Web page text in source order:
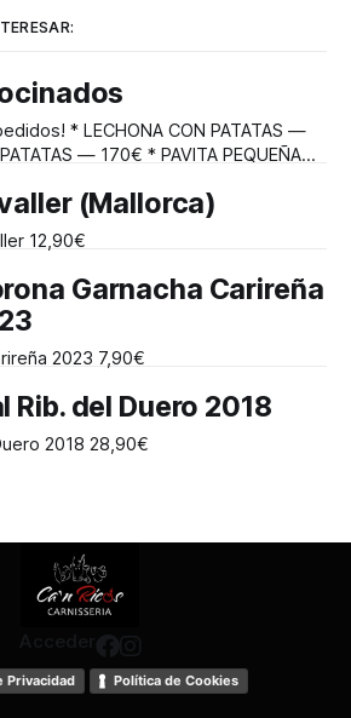
PATATAS —
90€ * PAVO 7/8 KG S/(Mallorca)
Vino blanc Son Cavaller 12,90€
Garnacha Carireña
Corona Garnacha Carireña 2023 7,90€
Rib. del Duero 2018
Tamaral Ribera del Duero 2018 28,90€
Privacidad Política de Cookies